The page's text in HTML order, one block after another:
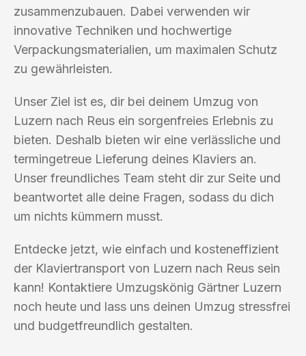
zusammenzubauen. Dabei verwenden wir
innovative Techniken und hochwertige
Verpackungsmaterialien, um maximalen Schutz
zu gewährleisten.
Unser Ziel ist es, dir bei deinem Umzug von
Luzern nach Reus ein sorgenfreies Erlebnis zu
bieten. Deshalb bieten wir eine verlässliche und
termingetreue Lieferung deines Klaviers an.
Unser freundliches Team steht dir zur Seite und
beantwortet alle deine Fragen, sodass du dich
um nichts kümmern musst.
Entdecke jetzt, wie einfach und kosteneffizient
der Klaviertransport von Luzern nach Reus sein
kann! Kontaktiere Umzugskönig Gärtner Luzern
noch heute und lass uns deinen Umzug stressfrei
und budgetfreundlich gestalten.